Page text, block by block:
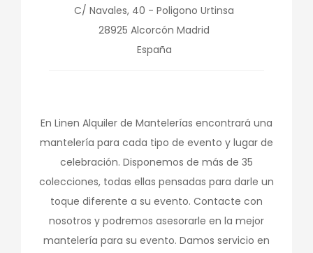
C/ Navales, 40 - Poligono Urtinsa
28925 Alcorcón Madrid
España
En Linen Alquiler de Mantelerías encontrará una
mantelería para cada tipo de evento y lugar de
celebración. Disponemos de más de 35
colecciones, todas ellas pensadas para darle un
toque diferente a su evento. Contacte con
nosotros y podremos asesorarle en la mejor
mantelería para su evento. Damos servicio en